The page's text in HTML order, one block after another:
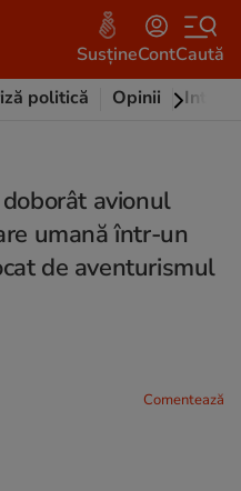
SusțineContCaută
politică Opinii
avionul
umană într-un
de aventurismul
Comentează